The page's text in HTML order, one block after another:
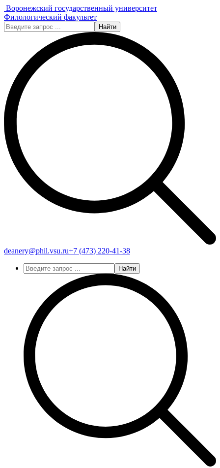
Воронежский государственный университет
Филологический факультет
Найти
deanery@phil.vsu.ru+7 (473) 220-41-38
Найти